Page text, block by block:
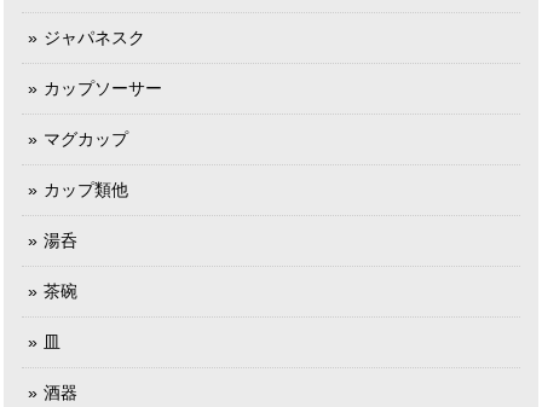
ジャパネスク
カップソーサー
マグカップ
カップ類他
湯呑
茶碗
皿
酒器